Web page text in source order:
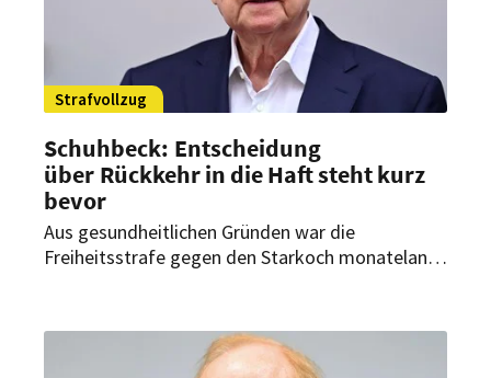
Strafvollzug
Schuhbeck: Entscheidung
über Rückkehr in die Haft steht kurz
bevor
Aus gesundheitlichen Gründen war die
Freiheitsstrafe gegen den Starkoch monatelang
kann.